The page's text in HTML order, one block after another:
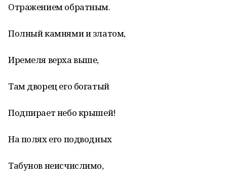
Отражением обратным.
Полный камнями и златом,
Иремеля верха выше,
Там дворец его богатый
Подпирает небо крышей!
На полях его подводных
Табунов неисчислимо,